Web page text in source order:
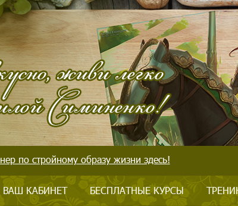
по стройному образу жизни здесь!
ВАШ КАБИНЕТ БЕСПЛАТНЫЕ КУРСЫ